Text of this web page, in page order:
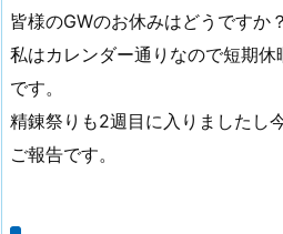
皆様のGWのお休みはどうですか？
私はカレンダー通りなので短期
です。
精錬祭りも2週目に入りましたし
ご報告です。